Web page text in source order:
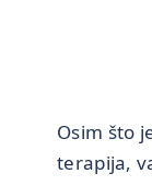
Osim što
terapija,